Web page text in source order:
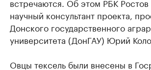
научный консультант проекта,
Донского государственного
университета (ДонГАУ) Юрий
Овцы тексель были внесены в